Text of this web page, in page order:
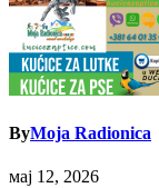
ByMoja Radionica
мај 12, 2026